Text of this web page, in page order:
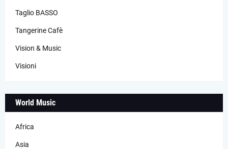
Taglio BASSO
Tangerine Cafè
Vision & Music
Visioni
World Music
Africa
Asia